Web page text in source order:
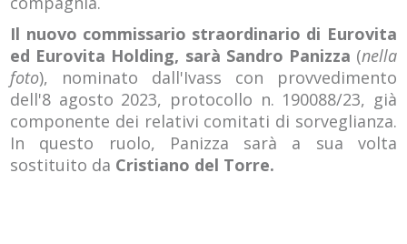
Il nuovo commissario straordinario di Eurovita
ed Eurovita Holding, sarà Sandro Panizza (nella
foto), nominato dall'Ivass con provvedimento
dell'8 agosto 2023, protocollo n. 190088/23, già
componente dei relativi comitati di sorveglianza.
In questo ruolo, Panizza sarà a sua volta
sostituito da Cristiano del Torre.